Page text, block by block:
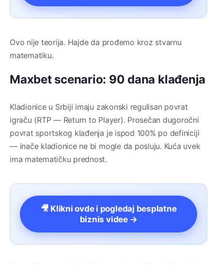
Ovo nije teorija. Hajde da prođemo kroz stvarnu
matematiku.
Maxbet scenario: 90 dana klađenja
Kladionice u Srbiji imaju zakonski regulisan povrat
igraču (RTP — Return to Player). Prosečan dugoročni
povrat sportskog klađenja je ispod 100% po definiciji
— inače kladionice ne bi mogle da posluju. Kuća uvek
ima matematičku prednost.
🎥 Klikni ovde i pogledaj besplatne
biznis videe →